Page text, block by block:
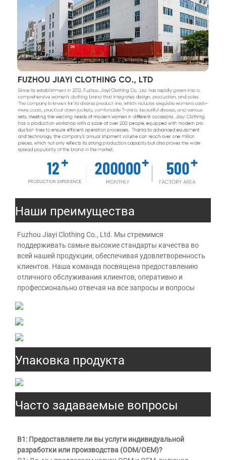
Наши преимущества
Fuzhou Jiayi Clothing Co., Ltd. Мы стремимся
поддерживать самые высокие стандарты качества во
всей нашей продукции, обеспечивая удовлетворенность
клиентов. Наша команда посвящена предоставлению
отличного обслуживания клиентов, оперативно и
профессионально отвечая на все запросы и вопросы
Упаковка продукта
Часто задаваемые вопросы
В1: Предоставляете ли вы услуги индивидуальной
разработки или производства (ODM/OEM)?